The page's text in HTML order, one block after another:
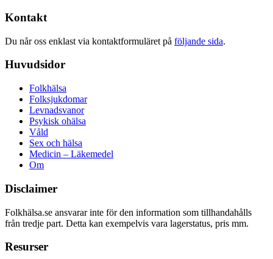
Kontakt
Du når oss enklast via kontaktformuläret på följande sida.
Huvudsidor
Folkhälsa
Folksjukdomar
Levnadsvanor
Psykisk ohälsa
Våld
Sex och hälsa
Medicin – Läkemedel
Om
Disclaimer
Folkhälsa.se ansvarar inte för den information som tillhandahålls
från tredje part. Detta kan exempelvis vara lagerstatus, pris mm.
Resurser